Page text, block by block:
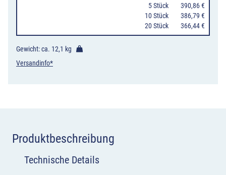
davon
linker
Fahrstreifen
5 Stück
390,86 €
10 Stück
386,79 €
20 Stück
366,44 €
Gewicht: ca. 12,1 kg
Versandinfo*
Produktbeschreibung
Technische Details